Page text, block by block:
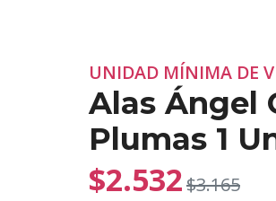
UNIDAD MÍNIMA DE
Alas Ángel
Plumas 1
$2.532$3.165